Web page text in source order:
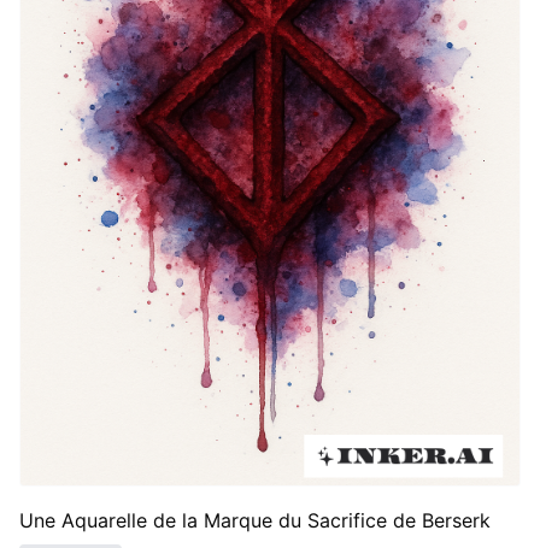
Une Aquarelle de la Marque du Sacrifice de Berserk